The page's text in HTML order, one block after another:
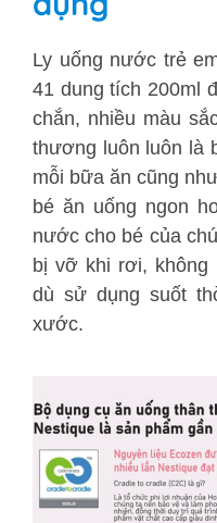
Ly uống nước trẻ
41 dung tích 200ml
chắn, nhiều màu
thương luôn luôn là
mỗi bữa ăn cũng
bé ăn uống ngon
nước cho bé của
bị vỡ khi rơi, không
dù sử dụng suốt
xước.